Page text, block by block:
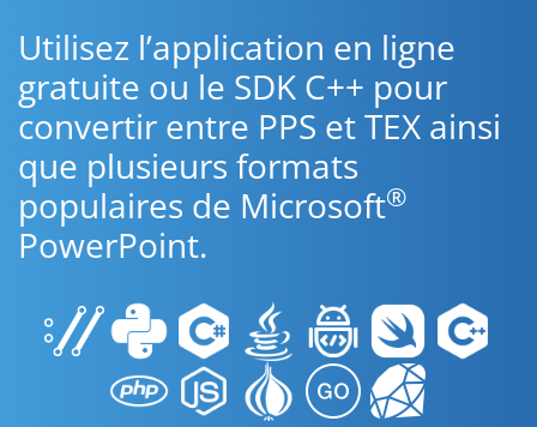
Utilisez l’application en ligne
gratuite ou le SDK C++ pour
convertir entre PPS et TEX ainsi
que plusieurs formats
populaires de Microsoft®
PowerPoint.